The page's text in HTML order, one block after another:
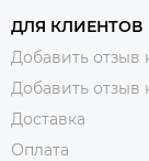
ДЛЯ КЛИЕНТОВ
Добавить отзыв
Добавить отзыв
Доставка
Оплата